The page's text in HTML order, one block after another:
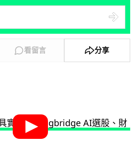
看留言 分享